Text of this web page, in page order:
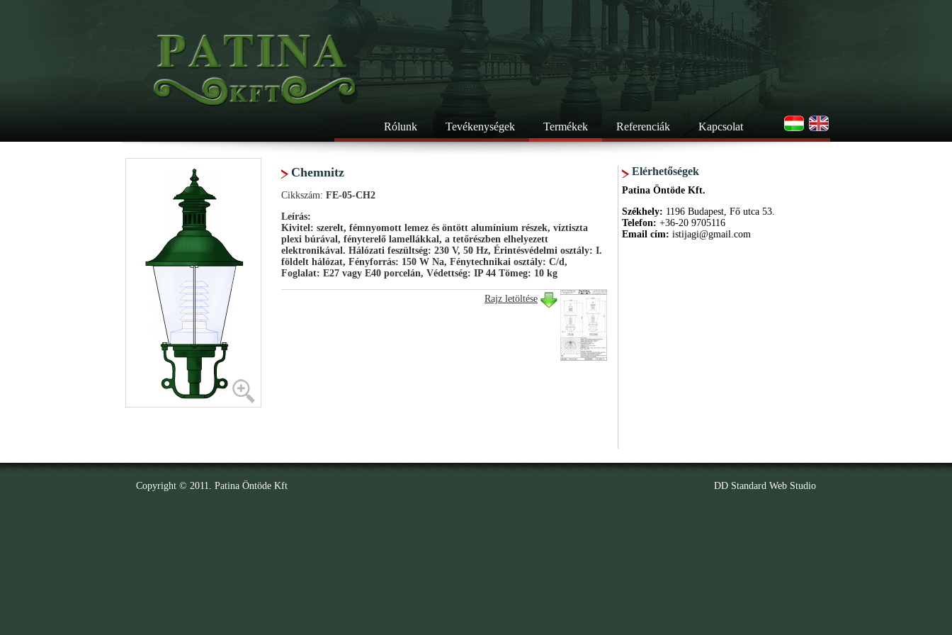
Rólunk Tevékenységek Termékek Referenciák Kapcsolat
Chemnitz
Cikkszám: FE-05-CH2
Leírás:
Kivitel: szerelt, fémnyomott lemez és öntött alumínium részek, víztiszta
plexi búrával, fényterelő lamellákkal, a tetőrészben elhelyezett
elektronikával. Hálózati feszültség: 230 V, 50 Hz, Érintésvédelmi osztály: I.
földelt hálózat, Fényforrás: 150 W Na, Fénytechnikai osztály: C/d,
Foglalat: E27 vagy E40 porcelán, Védettség: IP 44 Tömeg: 10 kg
Rajz letöltése
Elérhetőségek
Patina Öntöde Kft.
Székhely: 1196 Budapest, Fő utca 53.
Telefon: +36-20 9705116
Email cím: istijagi@gmail.com
Copyright © 2011. Patina Öntöde Kft DD Standard Web Studio